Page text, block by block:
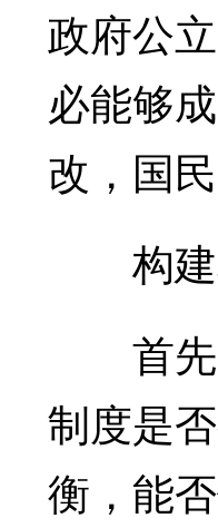
政府公
必能够
改，国
构
首先
制度是
衡，能